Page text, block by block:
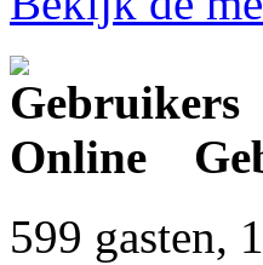
599 gasten,